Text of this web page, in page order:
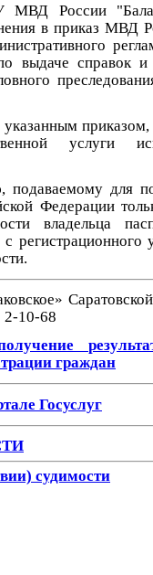
России
в приказ МВД
выдаче справок
приказом,
услуги
подаваемому для
Федерации
владельца
регистрационного
Саратовской
2-10-68
граждан
Госуслуг
судимости